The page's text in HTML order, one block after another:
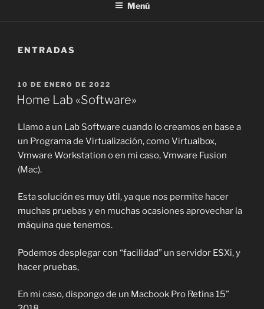
Menú
ENTRADAS
PUBLICADO
EL
10 DE ENERO DE 2022
Home Lab «Software»
Llamo a un Lab Software cuando lo creamos en base a
un Programa de Virtualización, como Virtualbox,
Vmware Workstation o en mi caso, Vmware Fusion
(Mac).
Esta solución es muy útil, ya que nos permite hacer
muchas pruebas y en muchas ocasiones aprovechar la
máquina que tenemos.
Podemos desplegar con “facilidad” un servidor ESXi, y
hacer pruebas,
En mi caso, dispongo de un Macbook Pro Retina 15”